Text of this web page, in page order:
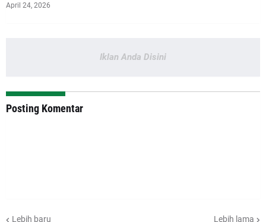
April 24, 2026
Iklan Anda Disini
Posting Komentar
Lebih baru Lebih lama